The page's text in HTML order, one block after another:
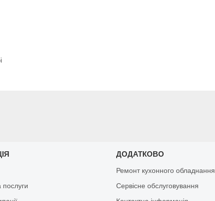
послуги
ДОДАТКОВО
Ремонт кухонного обладнання
Сервісне обслуговування